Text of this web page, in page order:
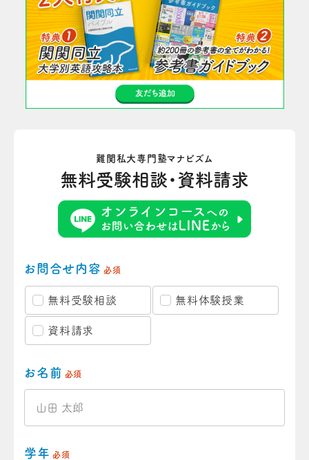
難関私大専門塾マナビズム
無料受験相談・資料請求
お問合せ内容 必須
無料受験相談 無料体験授業
資料請求
お名前 必須
学年 必須